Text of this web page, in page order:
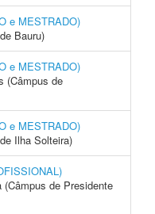
e MESTRADO)
Bauru)
e MESTRADO)
(Câmpus de
e MESTRADO)
Ilha Solteira)
(Câmpus de Presidente